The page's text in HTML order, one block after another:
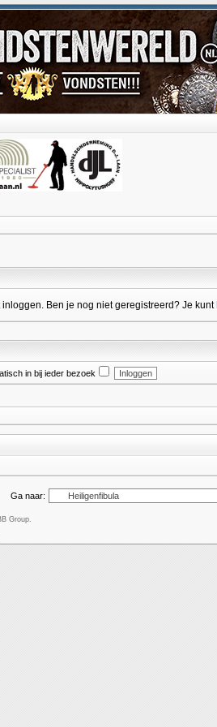
Ben je nog niet geregistreerd? Je kunt
in bij ieder bezoek
Ga naar:
Group.